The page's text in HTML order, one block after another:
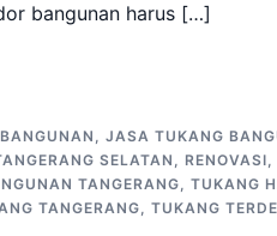
bangunan harus […]
, JASA TUKANG
SELATAN , RENOVASI,
TANGERANG, TUKANG
TANGERANG, TUKANG